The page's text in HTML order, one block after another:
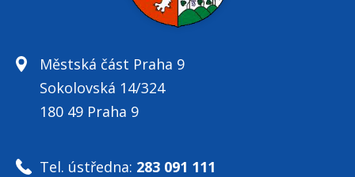
Městská část Praha 9
Sokolovská 14/324
180 49 Praha 9
Tel. ústředna: 283 091 111